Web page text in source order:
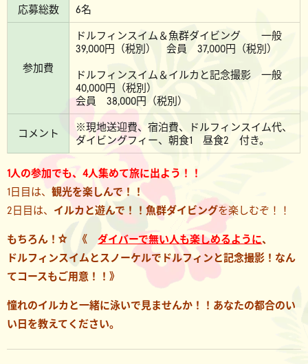
応募総数 6名
参加費
ドルフィンスイム＆魚群ダイビング 一般
39,000円（税別） 会員 37,000円（税別）
ドルフィンスイム＆イルカと記念撮影 一般
40,000円（税別）
会員 38,000円（税別）
コメント
※現地送迎費、宿泊費、ドルフィンスイム代、
ダイビングフィー、朝食1 昼食2 付き。
1人の参加でも、4人集めて旅に出よう！！
1日目は、観光を楽しんで！！
2日目は、 イルカと遊んで！！魚群ダイビングを楽しむぞ！！
もちろん！☆ 《ダイバーで無い人も楽しめるように、
ドルフィンスイムと スノーケルでドルフィンと記念撮影！なん
てコースもご用意！！》
憧れのイルカと一緒に泳いで見ませんか！！あなたの都合のい
い日を教えてください。